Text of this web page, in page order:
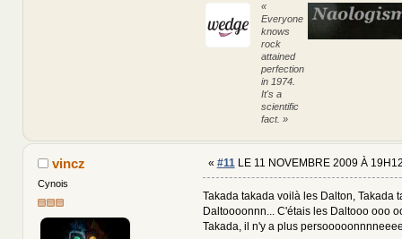
«
Everyone
knows
rock
attained
perfection
in 1974.
It's a
scientific
fact. »
vincz
Cynois
« #11LE 11 NOVEMBRE 2009 À
Takada takada voilà les Dalton, Takada
Daltoooonnn... C'étais les Daltooo ooo
Takada, il n'y a plus